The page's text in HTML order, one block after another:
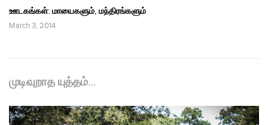
ஊடகங்கள்: மாயைகளும், மந்திரங்களும்
March 3, 2014
முடிவுறாத யுத்தம்…